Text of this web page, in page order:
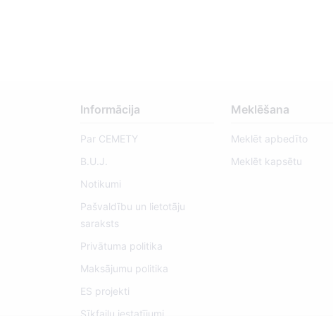
Informācija
Par CEMETY
B.U.J.
Notikumi
Pašvaldību un lietotāju
saraksts
Privātuma politika
Maksājumu politika
ES projekti
Meklēšana
Meklēt apbedīto
Meklēt kapsētu